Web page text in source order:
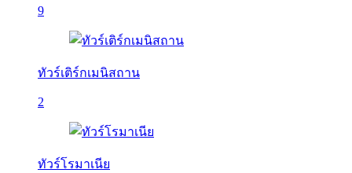
9
ทัวร์เติร์กเมนิสถาน
2
ทัวร์โรมาเนีย